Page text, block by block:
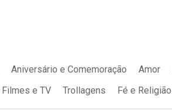
Aniversário e Comemoração Amor
Filmes e TV Trollagens Fé e Religião